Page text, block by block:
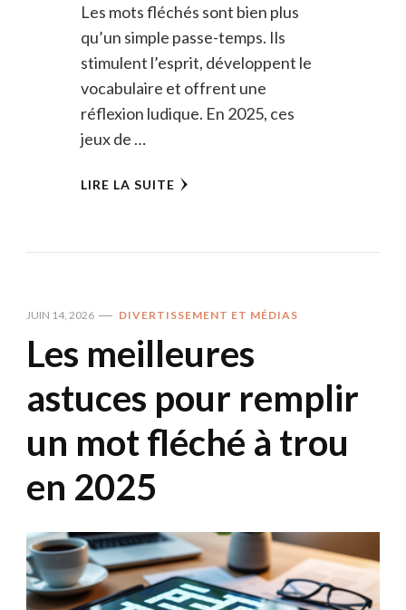
Les mots fléchés sont bien plus
qu’un simple passe-temps. Ils
stimulent l’esprit, développent le
vocabulaire et offrent une
réflexion ludique. En 2025, ces
jeux de …
LIRE LA SUITE
JUIN 14, 2026 DIVERTISSEMENT ET MÉDIAS
Les meilleures
astuces pour remplir
un mot fléché à trou
en 2025